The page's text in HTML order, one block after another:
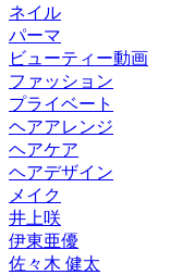
ネイル
パーマ
ビューティー動画
ファッション
プライベート
ヘアアレンジ
ヘアケア
ヘアデザイン
メイク
井上咲
伊東亜優
佐々木 健太